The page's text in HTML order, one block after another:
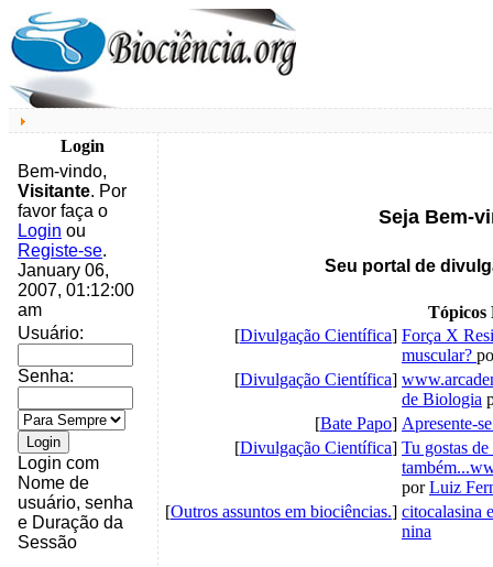
Login
Bem-vindo,
Visitante. Por
favor faça o
Login ou
Registe-se.
January 06,
2007, 01:12:00
am
Usuário:
Senha:
Login com
Nome de
usuário, senha
e Duração da
Sessão
Seja Bem-
Seu portal de
Tópicos
[Divulgação Científica] Força X
muscular?
[Divulgação Científica]
de Biologia
[Bate Papo] Apresente-
[Divulgação Científica] Tu gostas
porLuiz
[Outros assuntos em biociências.] citocalasina
nina